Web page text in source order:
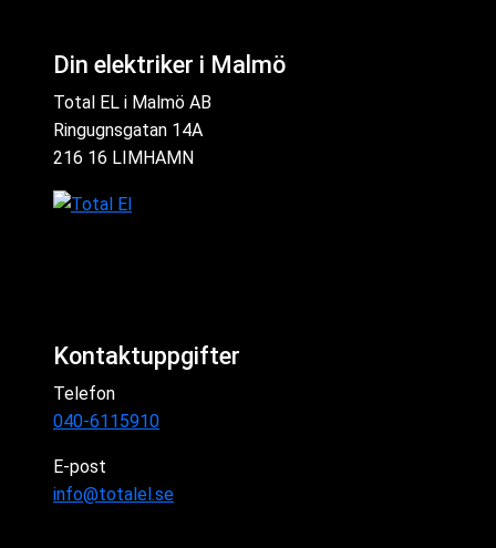
Din elektriker i Malmö
Total EL i Malmö AB
Ringugnsgatan 14A
216 16 LIMHAMN
Kontaktuppgifter
Telefon
040-6115910
E-post
info@totalel.se